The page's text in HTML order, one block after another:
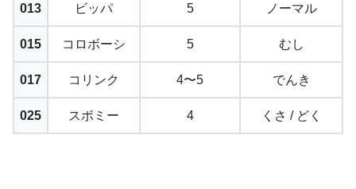
013 ビッパ 5 ノーマル
015 コロボーシ 5 むし
017 コリンク 4〜5 でんき
025 スボミー 4 くさ / どく